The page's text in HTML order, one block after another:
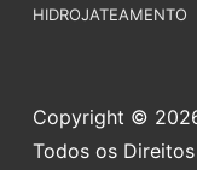
Menu
Rodapé
HIDROJATEAMENTO
Copyright © 2026
Todos os